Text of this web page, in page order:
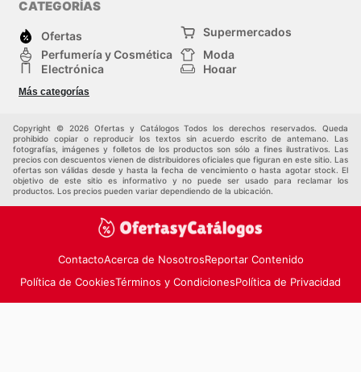
CATEGORÍAS
Ofertas
Supermercados
Perfumería y Cosmética
Moda
Electrónica
Hogar
Deporte
Juguetes y bebés
Más categorías
Copyright © 2026 Ofertas y Catálogos Todos los derechos reservados. Queda
prohibido copiar o reproducir los textos sin acuerdo escrito de antemano. Las
fotografías, imágenes y folletos de los productos son sólo a fines ilustrativos. Las
precios con descuentos vienen de distribuidores oficiales que figuran en este sitio. Las
ofertas son válidas desde y hasta la fecha de vencimiento o hasta agotar stock. El
objetivo de este sitio es informativo y no puede ser usado para reclamar los
productos. Los precios pueden variar dependiendo de la ubicación.
ContactoAcerca de NosotrosReportar Contenido
Política de CookiesTérminos y CondicionesPolítica de Privacidad